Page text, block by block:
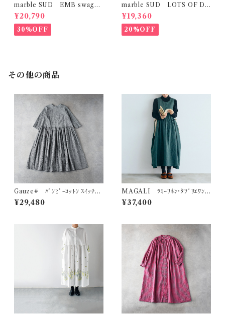
marble SUD EMB swag
(綿) ｼｬﾂﾜﾝﾋﾟｰｽ (ﾎﾜｲﾄ)
¥20,790
30%OFF
marble SUD LOTS OF DO
T ｷﾞｬｻﾞｰｷｬﾐﾜﾝﾋﾟｰｽ (ﾌﾞﾗｯｸ)
¥19,360
20%OFF
その他の商品
Gauze# ﾊﾞﾝﾋﾟｰｺｯﾄﾝ ｽｲｯﾁﾝ
ｸﾞｷﾞｬｻﾞｰﾜﾝﾋﾟｰｽ (ﾎﾜｲﾄ×ﾌﾞﾗｯｸ)
G1194
¥29,480
MAGALI ﾗﾐｰﾘﾈﾝ･ﾀﾌﾞﾘｴﾜﾝ
ﾋﾟｰｽ (ﾌｫﾚｽﾄｸﾞﾘｰﾝ) OP205G
R
¥37,400